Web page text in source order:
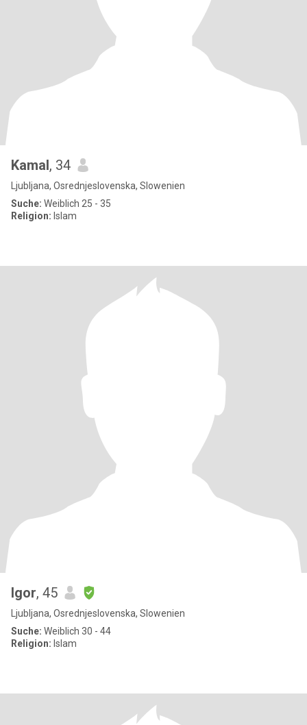
Kamal, 34
Ljubljana, Osrednjeslovenska, Slowenien
Suche: Weiblich 25 - 35
Religion: Islam
Igor, 45
Ljubljana, Osrednjeslovenska, Slowenien
Suche: Weiblich 30 - 44
Religion: Islam